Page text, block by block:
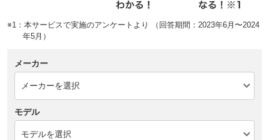
※1：本サービスで実施のアンケートより （回答期間：2023年6月〜2024
年5月）
メーカー
モデル